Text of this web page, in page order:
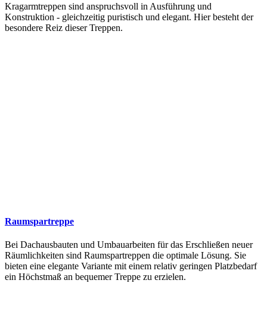
Kragarmtreppen sind anspruchsvoll in Ausführung und
Konstruktion - gleichzeitig puristisch und elegant. Hier besteht der
besondere Reiz dieser Treppen.
Raumspartreppe
Bei Dachausbauten und Umbauarbeiten für das Erschließen neuer
Räumlichkeiten sind Raumspartreppen die optimale Lösung. Sie
bieten eine elegante Variante mit einem relativ geringen Platzbedarf
ein Höchstmaß an bequemer Treppe zu erzielen.